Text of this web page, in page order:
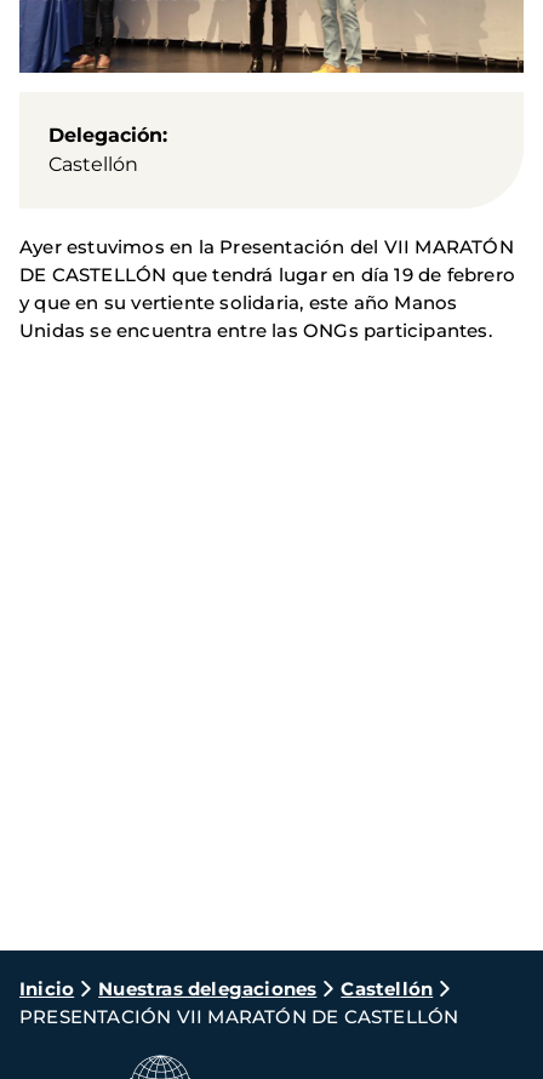
Delegación
Castellón
Ayer estuvimos en la Presentación del VII MARATÓN
DE CASTELLÓN que tendrá lugar en día 19 de febrero
y que en su vertiente solidaria, este año Manos
Unidas se encuentra entre las ONGs participantes.
Ruta
de
navegación
Inicio Nuestras delegaciones
Castellón
PRESENTACIÓN VII MARATÓN DE CASTELLÓN